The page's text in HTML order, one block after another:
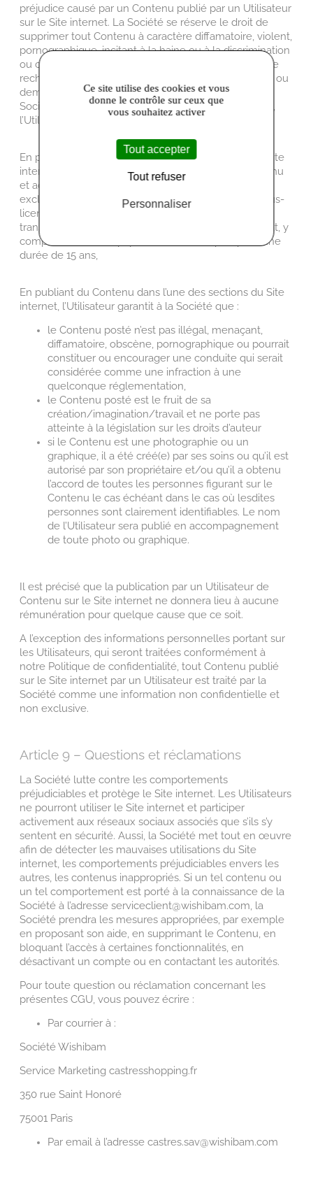
préjudice causé par un Contenu publié par un Utilisateur
sur le Site internet. La Société se réserve le droit de
supprimer tout Contenu à caractère diffamatoire, violent,
pornographique, incitant à la haine ou à la discrimination
ou contrevenant à la réglementation. Aussi, en cas de
recherche en responsabilité, plainte, perte financière ou
demande de dommages et intérêts encourus par la
Société du fait d’un Contenu publié par un Utilisateur,
l’Utilisateur dédommagera intégralement la Société.
En publiant du Contenu dans l’une des sections du Site
internet, l’Utilisateur accepte de partager ledit Contenu
et accorde à la Société une licence mondiale non
exclusive et gratuite, avec faculté d’accorder des sous-
licences, pour utiliser, reproduire, publier, republier,
transmettre et diffuser ledit Contenu sous tout format, y
compris les formats papiers et électroniques pour une
durée de 15 ans,
En publiant du Contenu dans l’une des sections du Site
internet, l’Utilisateur garantit à la Société que :
le Contenu posté n’est pas illégal, menaçant,
diffamatoire, obscène, pornographique ou pourrait
constituer ou encourager une conduite qui serait
considérée comme une infraction à une
quelconque réglementation,
le Contenu posté est le fruit de sa
création/imagination/travail et ne porte pas
atteinte à la législation sur les droits d’auteur
si le Contenu est une photographie ou un
graphique, il a été créé(e) par ses soins ou qu’il est
autorisé par son propriétaire et/ou qu’il a obtenu
l’accord de toutes les personnes figurant sur le
Contenu le cas échéant dans le cas où lesdites
personnes sont clairement identifiables. Le nom
de l’Utilisateur sera publié en accompagnement
de toute photo ou graphique.
Il est précisé que la publication par un Utilisateur de
Contenu sur le Site internet ne donnera lieu à aucune
rémunération pour quelque cause que ce soit.
A l’exception des informations personnelles portant sur
les Utilisateurs, qui seront traitées conformément à
notre Politique de confidentialité, tout Contenu publié
sur le Site internet par un Utilisateur est traité par la
Société comme une information non confidentielle et
non exclusive.
Article 9 – Questions et réclamations
La Société lutte contre les comportements
préjudiciables et protège le Site internet. Les Utilisateurs
ne pourront utiliser le Site internet et participer
activement aux réseaux sociaux associés que s’ils s’y
sentent en sécurité. Aussi, la Société met tout en œuvre
afin de détecter les mauvaises utilisations du Site
internet, les comportements préjudiciables envers les
autres, les contenus inappropriés. Si un tel contenu ou
un tel comportement est porté à la connaissance de la
Société à l’adresse serviceclient@wishibam.com, la
Société prendra les mesures appropriées, par exemple
en proposant son aide, en supprimant le Contenu, en
bloquant l’accès à certaines fonctionnalités, en
désactivant un compte ou en contactant les autorités.
Pour toute question ou réclamation concernant les
présentes CGU, vous pouvez écrire :
Par courrier à :
Société Wishibam
Service Marketing castresshopping.fr
350 rue Saint Honoré
75001 Paris
Par email à l’adresse castres.sav@wishibam.com
Ce site utilise des cookies et vous
donne le contrôle sur ceux que
vous souhaitez activer
Tout accepter
Tout refuser
Personnaliser